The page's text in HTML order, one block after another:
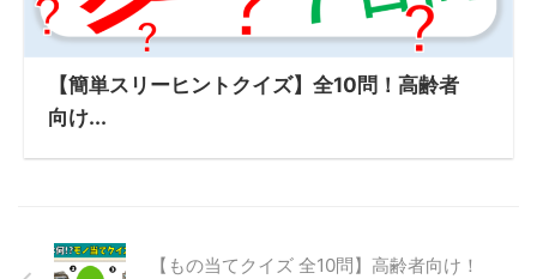
【簡単スリーヒントクイズ】全10問！高齢者
向け...
【もの当てクイズ 全10問】高齢者向け！